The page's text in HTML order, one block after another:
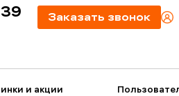
Заказать звонок
и акции